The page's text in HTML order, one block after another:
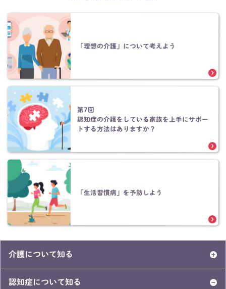
「理想の介護」について考えよう
第7回
認知症の介護をしている家族を上手にサポー
トする方法はありますか？
「生活習慣病」を予防しよう
介護について知る
認知症について知る